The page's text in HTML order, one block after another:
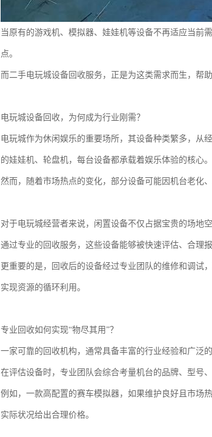
当原有的游戏机、模拟器、娃娃机等设备不再适应当前
点。
而二手电玩城设备回收服务，正是为这类需求而生，帮
电玩城设备回收，为何成为行业刚需？
电玩城作为休闲娱乐的重要场所，其设备种类繁多，从
的娃娃机、轮盘机，每台设备都承载着娱乐体验的核心。
然而，随着市场热点的变化，部分设备可能因机台老化
对于电玩城经营者来说，闲置设备不仅占据宝贵的场地
通过专业的回收服务，这些设备能够被快速评估、合理
更重要的是，回收后的设备经过专业团队的维修和调试
实现资源的循环利用。
专业回收如何实现“物尽其用”？
一家可靠的回收机构，通常具备丰富的行业经验和广泛的
在评估设备时，专业团队会综合考量机台的品牌、型号
例如，一款高配置的赛车模拟器，如果维护良好且市场
实际状况给出合理价格。